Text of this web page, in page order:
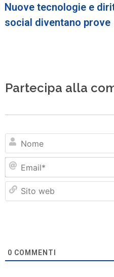
Nuove tecnologie e
social diventano prove
Partecipa alla
0 COMMENTI